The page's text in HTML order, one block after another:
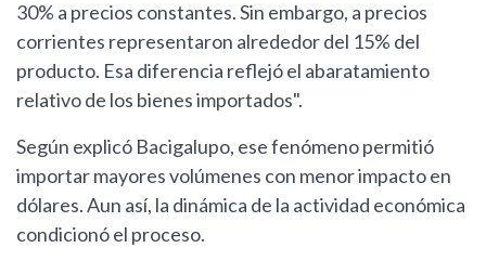
30% a precios constantes. Sin embargo, a precios
corrientes representaron alrededor del 15% del
producto. Esa diferencia reflejó el abaratamiento
relativo de los bienes importados".
Según explicó Bacigalupo, ese fenómeno permitió
importar mayores volúmenes con menor impacto en
dólares. Aun así, la dinámica de la actividad económica
condicionó el proceso.